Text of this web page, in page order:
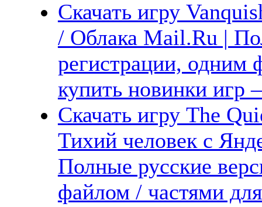
Скачать игру
/ Облака Mail.Ru |
регистрации, одним
купить новинки
Скачать игру The
Тихий человек с
Полные русские
файлом / частями